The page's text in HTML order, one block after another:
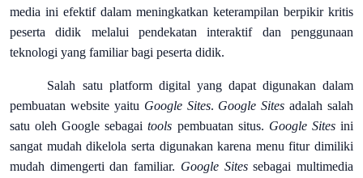
media ini efektif dalam meningkatkan keterampilan berpikir kritis
peserta didik melalui pendekatan interaktif dan penggunaan
teknologi yang familiar bagi peserta didik.
Salah satu platform digital yang dapat digunakan dalam
pembuatan website yaitu Google Sites. Google Sites adalah salah
satu oleh Google sebagaitools pembuatan situs. Google Sitesini
sangat mudah dikelola serta digunakan karena menu fitur dimiliki
mudah dimengerti dan familiar. Google Sitessebagai multimedia